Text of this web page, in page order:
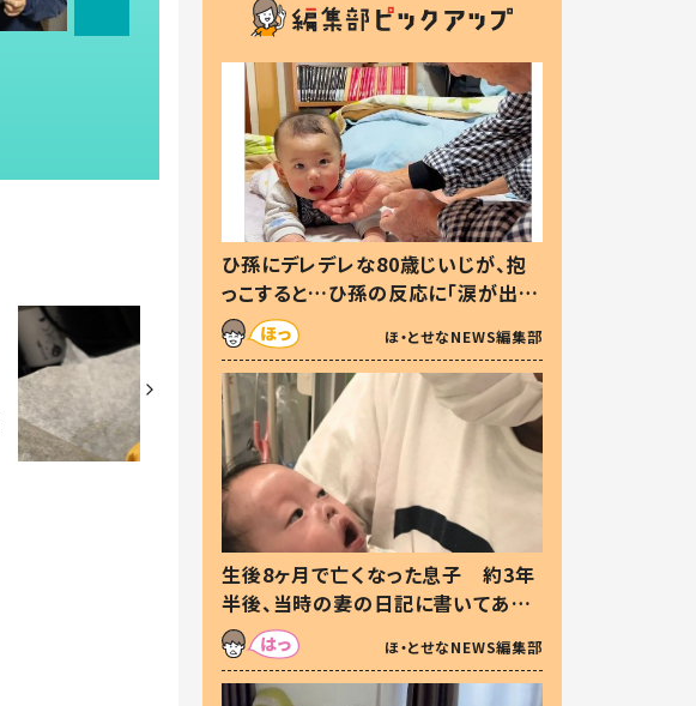
ひ孫にデレデレな80歳じいじが、抱
っこすると…ひ孫の反応に「涙が出ま
した」「可愛くて仕方ない」
ほ・とせなNEWS編集部
生後8ヶ月で亡くなった息子 約3年
半後、当時の妻の日記に書いてあっ
た本音とは
ほ・とせなNEWS編集部